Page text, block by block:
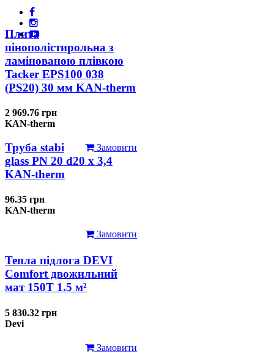
Плита
пінополістирольна з
ламінованою плівкою
Tacker EPS100 038
(PS20) 30 мм KAN-therm
2 969.76 грн
KAN-therm
Замовити
Труба stabi
glass PN 20 d20 х 3,4
KAN-therm
96.35 грн
KAN-therm
Замовити
Тепла підлога DEVI
Comfort двожильний
мат 150T 1.5 м²
5 830.32 грн
Devi
Замовити